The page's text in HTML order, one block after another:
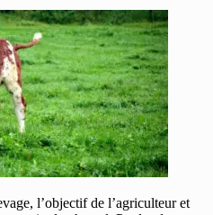
l’objectif de l’agriculteur et